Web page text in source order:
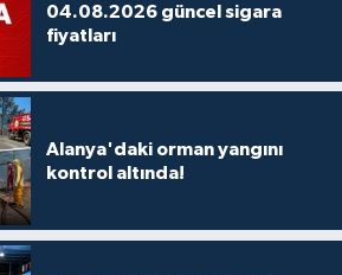
04.08.2026 güncel sigara
fiyatları
Alanya'daki orman yangını
kontrol altında!